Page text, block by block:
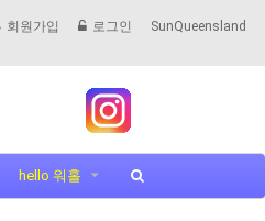
회원가입 로그인 SunQueensland
hello 워홀